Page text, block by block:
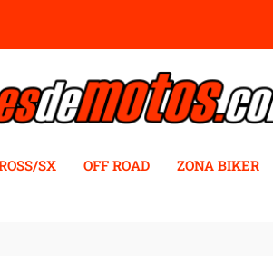
SX OFF ROAD ZONA BIKER